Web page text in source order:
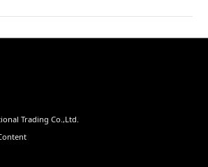
Trading Co.,Ltd.